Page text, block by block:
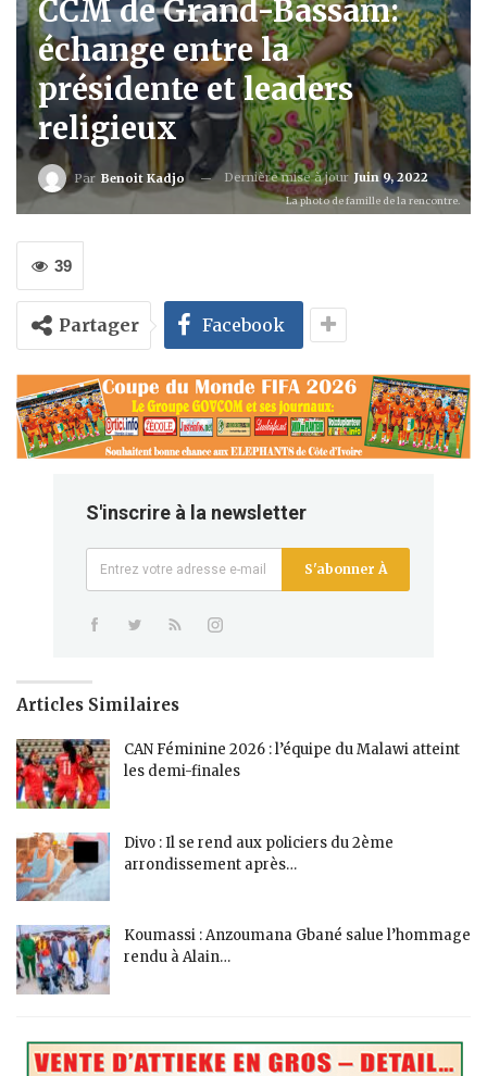
CCM de Grand-Bassam:
échange entre la
présidente et leaders
religieux
Par Benoit Kadjo Dernière mise à jourJuin 9, 2022
La photo de famille de la rencontre.
39
Partager Facebook
S'inscrire à la newsletter
S'abonner À
Articles Similaires
CAN Féminine 2026 : l’équipe du Malawi atteint
les demi-finales
Divo : Il se rend aux policiers du 2ème
arrondissement après…
Koumassi : Anzoumana Gbané salue l’hommage
rendu à Alain…